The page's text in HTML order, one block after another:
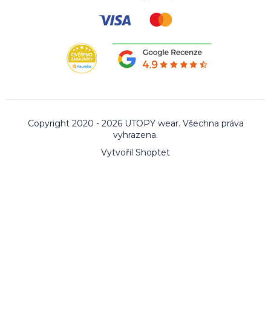
Vytvořil Shoptet
Copyright 2020 - 2026 UTOPY wear. Všechna práva
vyhrazena.